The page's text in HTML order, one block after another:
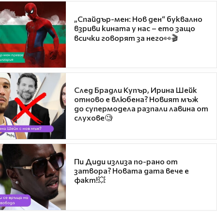
„Спайдър-мен: Нов ден“ буквално
взриви кината у нас – ето защо
всички говорят за него👀🎬
След Брадли Купър, Ирина Шейк
отново е влюбена? Новият мъж
до супермодела разпали лавина от
слухове🧐
Пи Диди излиза по-рано от
затвора? Новата дата вече е
факт!💥